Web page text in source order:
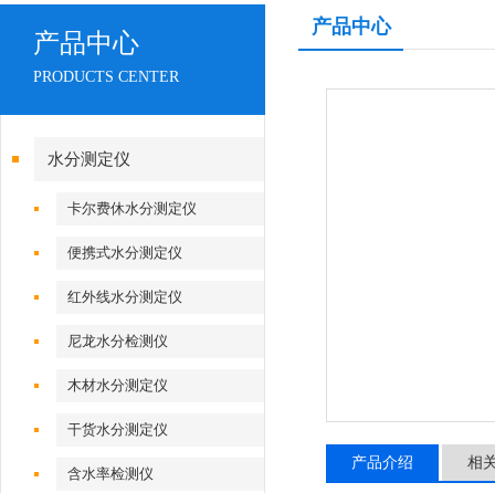
产品中心
PRODUCTS CENTER
水分测定仪
卡尔费休水分测定仪
便携式水分测定仪
红外线水分测定仪
尼龙水分检测仪
木材水分测定仪
干货水分测定仪
含水率检测仪
产品中心
产品介绍 相